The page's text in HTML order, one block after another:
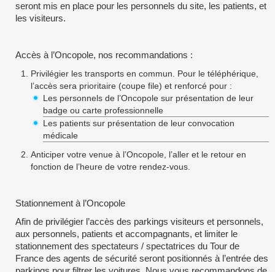
seront mis en place pour les personnels du site, les patients, et
les visiteurs.
Accès à l’Oncopole, nos recommandations :
Privilégier les transports en commun. Pour le téléphérique,
l’accès sera prioritaire (coupe file) et renforcé pour :
Les personnels de l’Oncopole sur présentation de leur
badge ou carte professionnelle
Les patients sur présentation de leur convocation
médicale
Anticiper votre venue à l’Oncopole, l’aller et le retour en
fonction de l’heure de votre rendez-vous.
Stationnement à l’Oncopole
Afin de privilégier l’accès des parkings visiteurs et personnels,
aux personnels, patients et accompagnants, et limiter le
stationnement des spectateurs / spectatrices du Tour de
France des agents de sécurité seront positionnés à l’entrée des